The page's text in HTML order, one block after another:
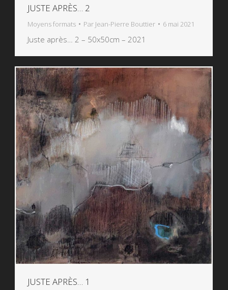
JUSTE APRÈS… 2
Moyens formats Par Jean-Pierre Bouttier 6 mai 2021
Juste après… 2 – 50x50cm – 2021
JUSTE APRÈS… 1